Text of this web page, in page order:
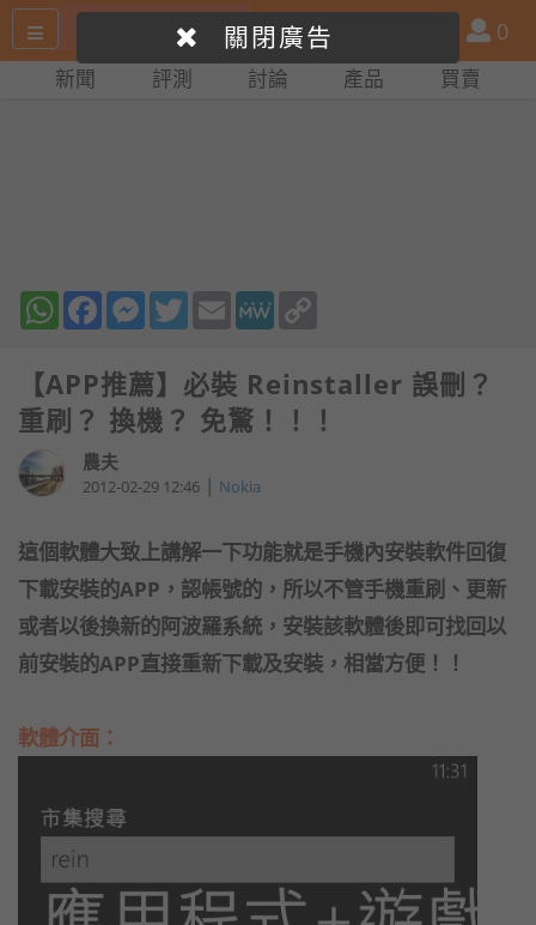
尋
產
品
比
會
員
0
新聞 評測 討論 產品 買賣
WhatsAppFacebookMessenger
TwitterEmail MeWe
【APP推薦】必裝 Reinstaller 誤刪？
重刷？ 換機？ 免驚！！！
農夫
2012-02-29 12:46 | Nokia
這個軟體大致上講解一下功能就是手機內安裝軟件回復
下載安裝的APP，認帳號的，所以不管手機重刷、更新
或者以後換新的阿波羅系統，安裝該軟體後即可找回以
前安裝的APP直接重新下載及安裝，相當方便！！
軟體介面：
關閉廣告